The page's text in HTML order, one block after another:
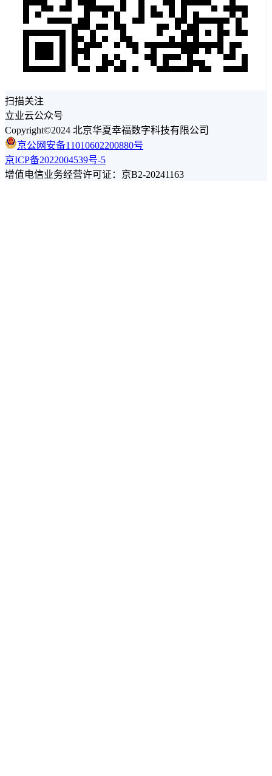
扫描关注
立业云公众号
Copyright©2024 北京华夏幸福数字科技有限公司
京公网安备11010602200880号
京ICP备2022004539号-5
增值电信业务经营许可证：京B2-20241163